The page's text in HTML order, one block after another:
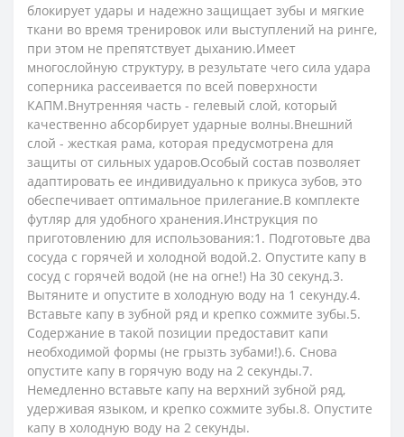
блокирует удары и надежно защищает зубы и мягкие
ткани во время тренировок или выступлений на ринге,
при этом не препятствует дыханию.Имеет
многослойную структуру, в результате чего сила удара
соперника рассеивается по всей поверхности
КАПМ.Внутренняя часть - гелевый слой, который
качественно абсорбирует ударные волны.Внешний
слой - жесткая рама, которая предусмотрена для
защиты от сильных ударов.Особый состав позволяет
адаптировать ее индивидуально к прикуса зубов, это
обеспечивает оптимальное прилегание.В комплекте
футляр для удобного хранения.Инструкция по
приготовлению для использования:1. Подготовьте два
сосуда с горячей и холодной водой.2. Опустите капу в
сосуд с горячей водой (не на огне!) На 30 секунд.3.
Вытяните и опустите в холодную воду на 1 секунду.4.
Вставьте капу в зубной ряд и крепко сожмите зубы.5.
Содержание в такой позиции предоставит капи
необходимой формы (не грызть зубами!).6. Снова
опустите капу в горячую воду на 2 секунды.7.
Немедленно вставьте капу на верхний зубной ряд,
удерживая языком, и крепко сожмите зубы.8. Опустите
капу в холодную воду на 2 секунды.